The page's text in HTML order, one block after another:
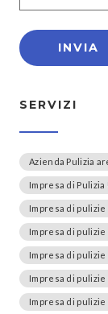
SERVIZI
Azienda Pulizia
Impresa di Pulizia
Impresa di pulizie
Impresa di pulizie
Impresa di
Impresa di pulizie
Impresa di pulizie